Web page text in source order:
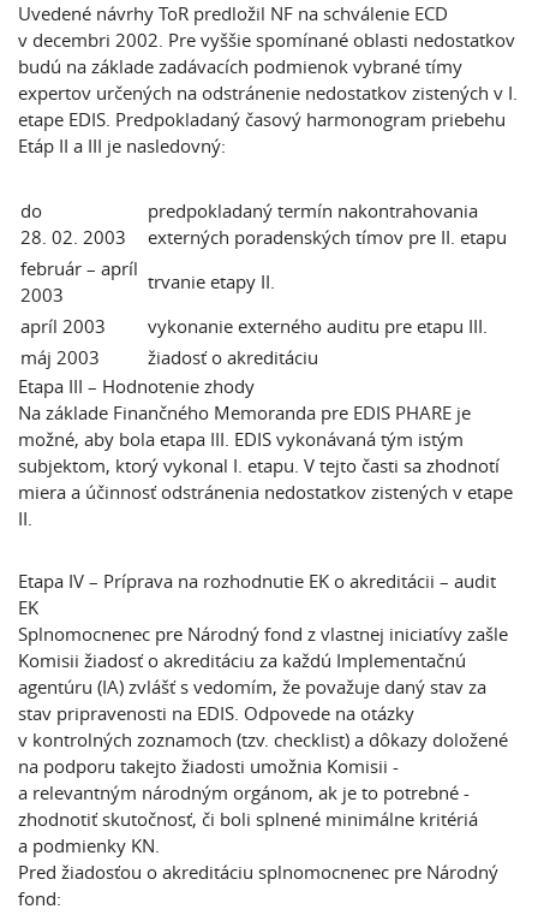
Uvedené návrhy ToR predložil NF na schválenie ECD
v decembri 2002. Pre vyššie spomínané oblasti nedostatkov
budú na základe zadávacích podmienok vybrané tímy
expertov určených na odstránenie nedostatkov zistených v I.
etape EDIS. Predpokladaný časový harmonogram priebehu
Etáp II a III je nasledovný:
do
28. 02. 2003
predpokladaný termín nakontrahovania
externých poradenských tímov pre II. etapu
február – apríl
2003
trvanie etapy II.
apríl 2003
vykonanie externého auditu pre etapu III.
máj 2003
žiadosť o akreditáciu
Etapa III – Hodnotenie zhody
Na základe Finančného Memoranda pre EDIS PHARE je
možné, aby bola etapa III. EDIS vykonávaná tým istým
subjektom, ktorý vykonal I. etapu. V tejto časti sa zhodnotí
miera a účinnosť odstránenia nedostatkov zistených v etape
II.
Etapa IV – Príprava na rozhodnutie EK o akreditácii – audit
EK
Splnomocnenec pre Národný fond z vlastnej iniciatívy zašle
Komisii žiadosť o akreditáciu za každú Implementačnú
agentúru (IA) zvlášť s vedomím, že považuje daný stav za
stav pripravenosti na EDIS. Odpovede na otázky
v kontrolných zoznamoch (tzv. checklist) a dôkazy doložené
na podporu takejto žiadosti umožnia Komisii -
a relevantným národným orgánom, ak je to potrebné -
zhodnotiť skutočnosť, či boli splnené minimálne kritériá
a podmienky KN.
Pred žiadosťou o akreditáciu splnomocnenec pre Národný
fond: